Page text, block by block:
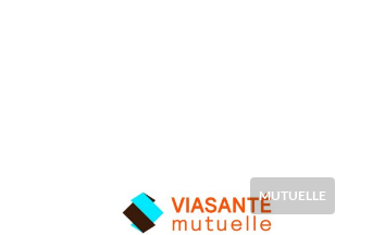
MUTUELLE